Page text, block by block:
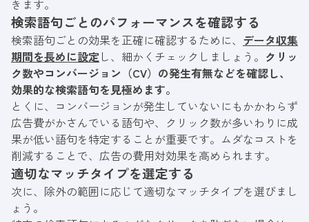
きます。
検索語句ごとのパフォーマンスを確認する
検索語句ごとの効果を正確に確認するために、 データ収集
期間を長めに設定し、細かくチェックしましょう。 クリッ
ク数やコンバージョン（CV）の発生有無などを確認し、
効果的な検索語句を見極めます。
とくに、コンバージョンが発生していないにもかかわらず
広告費がかさんでいる語句や、クリック数が多いわりに成
果が低い語句を特定することが重要です。ムダなコストを
削減することで、広告の費用対効果を高められます。
適切なマッチタイプを選定する
次に、除外の範囲に応じて適切なマッチタイプを選びまし
ょう。